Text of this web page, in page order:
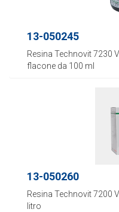
13-050245
Resina Technovit 7230
flacone da 100 ml
13-050260
Resina Technovit 7200
litro